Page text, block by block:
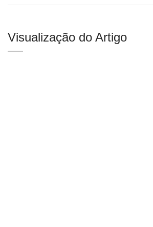
Visualização do Artigo